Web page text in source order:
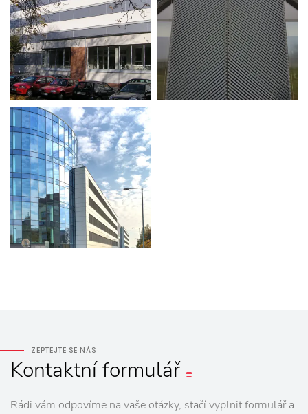
ZEPTEJTE SE NÁS
Kontaktníformulář
Rádi vám odpovíme na vaše otázky, stačí vyplnit formulář a